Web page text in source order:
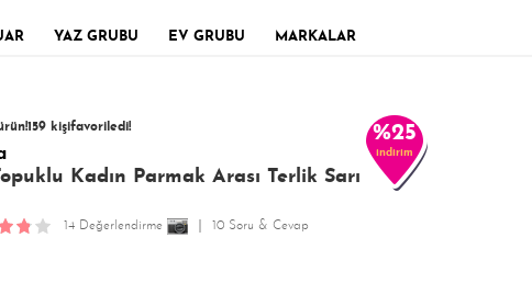
YAZ GRUBU EV GRUBU MARKALAR
159 kişifavoriledi!
Kadın Parmak Arası Terlik Sarı
14 Değerlendirme 10 Soru & Cevap
%25
indirim